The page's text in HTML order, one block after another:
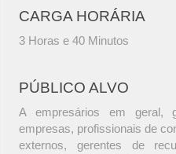
CARGA HORÁRIA
3 Horas e 40 Minutos
PÚBLICO ALVO
A empresários em geral,
empresas, profissionais de
externos, gerentes de